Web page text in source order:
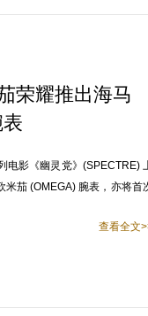
荣耀推出海马
电影《幽灵党》(SPECTRE)
茄 (OMEGA) 腕表，亦将首
查看全文